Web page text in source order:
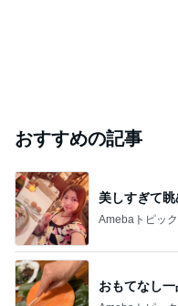
おすすめの記事
美しすぎて
Amebaトピッ
おもてなし